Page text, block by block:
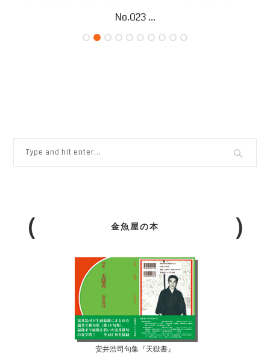
No.023 ...
金魚屋の本
安井浩司句集『天獄書』